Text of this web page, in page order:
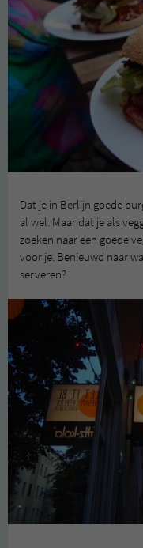
Dat je in Berlijn goede
al wel. Maar dat je als
zoeken naar een goede
voor je. Benieuwd naar
serveren?